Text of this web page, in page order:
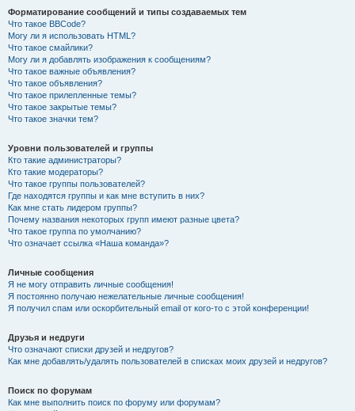
Форматирование сообщений и типы создаваемых тем
Что такое BBCode?
Могу ли я использовать HTML?
Что такое смайлики?
Могу ли я добавлять изображения к сообщениям?
Что такое важные объявления?
Что такое объявления?
Что такое прилепленные темы?
Что такое закрытые темы?
Что такое значки тем?
Уровни пользователей и группы
Кто такие администраторы?
Кто такие модераторы?
Что такое группы пользователей?
Где находятся группы и как мне вступить в них?
Как мне стать лидером группы?
Почему названия некоторых групп имеют разные цвета?
Что такое группа по умолчанию?
Что означает ссылка «Наша команда»?
Личные сообщения
Я не могу отправить личные сообщения!
Я постоянно получаю нежелательные личные сообщения!
Я получил спам или оскорбительный email от кого-то с этой конференции!
Друзья и недруги
Что означают списки друзей и недругов?
Как мне добавлять/удалять пользователей в списках моих друзей и недругов?
Поиск по форумам
Как мне выполнить поиск по форуму или форумам?